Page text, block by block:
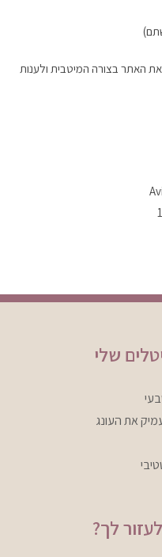
האתר בצורה המיטבית ולענות
שלי
את העונג
לך?